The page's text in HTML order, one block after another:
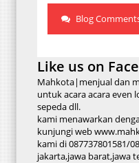
Blog
Like us on
Mahkota|menjual dan
untuk acara acara even
sepeda dll.
kami menawarkan
kunjungi web
kami di 087737801581/
jakarta,jawa barat,jawa